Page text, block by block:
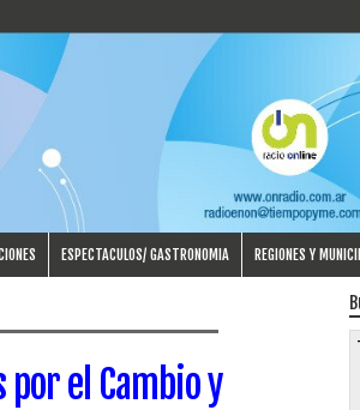
ESPECTACULOS/ GASTRONOMIA REGIONES Y
el Cambio y